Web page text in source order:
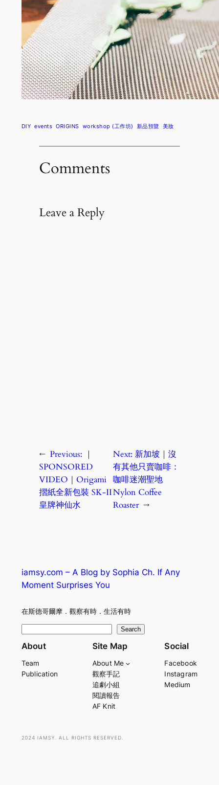
DIY events ORIGINS workshop (工作坊) 新品預覽 美妝
Comments
Leave a Reply
← Previous: ｜
SPONSORED
VIDEO｜Origami
摺紙全新包裝 SK-II
皇牌神仙水
Next: 新加坡｜沒
有其他只賣咖啡：
咖啡迷潮聖地
Nylon Coffee
Roaster →
iamsy.com – A Blog by Sophia Ch. If Any
Moment Surprises You
在斯德哥爾摩．觀察有時．生活有時
e
r
Search
About
Team
Publication
Site Map
About Me
觀察手記
追劇小組
閱讀報告
AF Knit
Social
Facebook
Instagram
Medium
2024 IAMSY. ALL RIGHTS RESERVED.